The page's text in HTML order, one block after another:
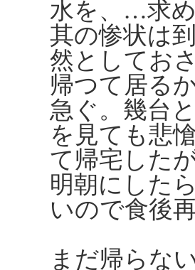
水を、…求
其の惨状は
然としてお
帰つて居る
急ぐ。幾台
を見ても悲
て帰宅した
明朝にした
いので食後
まだ帰らな